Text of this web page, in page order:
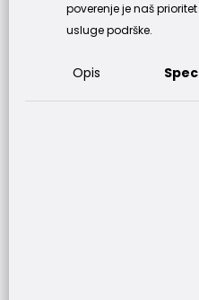
poverenje je naš
usluge podrške.
Opis